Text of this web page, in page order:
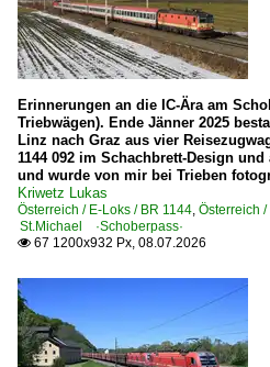
Dieseltriebzüge
BR 7022
BR 7121
BR 7122
Elektrotriebzüge
BR 6112.0
BR 6112.1
Güterverkehr
Autotransportzüge
Kessel- und Silozüge
Erinnerungen an die IC-Ära am
Triebwägen). Ende Jänner 2025
Linz nach Graz aus vier
1144 092 im Schachbrett-Design
und wurde von mir bei Trieben
Kriwetz Lukas
Österreich / E-Loks / BR 1144, Österreich
St.Michael ·Schoberpass·
 67 1200x932 Px, 08.07.2026